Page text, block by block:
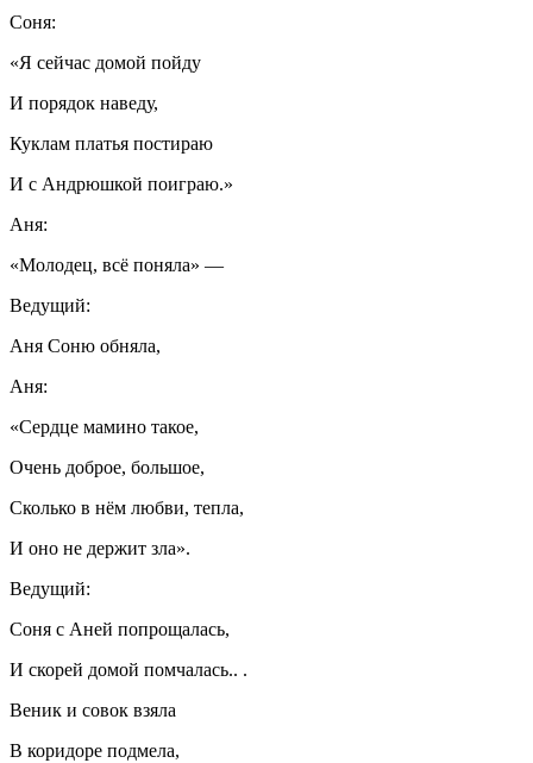
Соня:
«Я сейчас домой пойду
И порядок наведу,
Куклам платья постираю
И с Андрюшкой поиграю.»
Аня:
«Молодец, всё поняла» —
Ведущий:
Аня Соню обняла,
Аня:
«Сердце мамино такое,
Очень доброе, большое,
Сколько в нём любви, тепла,
И оно не держит зла».
Ведущий:
Соня с Аней попрощалась,
И скорей домой помчалась.. .
Веник и совок взяла
В коридоре подмела,